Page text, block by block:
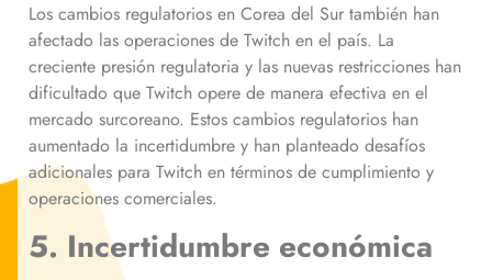
Los cambios regulatorios en Corea del Sur también han
afectado las operaciones de Twitch en el país. La
creciente presión regulatoria y las nuevas restricciones han
dificultado que Twitch opere de manera efectiva en el
mercado surcoreano. Estos cambios regulatorios han
aumentado la incertidumbre y han planteado desafíos
adicionales para Twitch en términos de cumplimiento y
operaciones comerciales.
5. Incertidumbre económica